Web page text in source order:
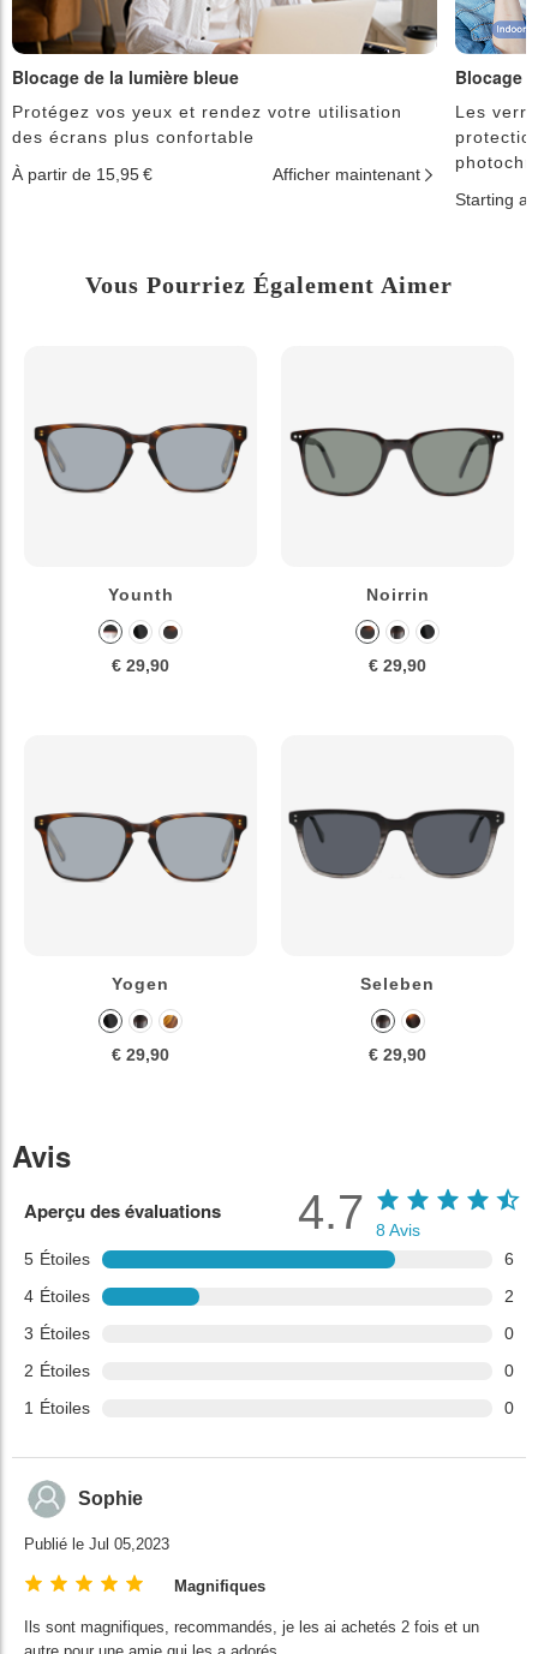
Blocage de la lumière bleue
Protégez vos yeux et rendez votre utilisation
des écrans plus confortable
À partir de 15,95 €
Afficher maintenant
Blocage
Les
Starting at
Vous Pourriez Également Aimer
Younth
€ 29,90
Noirrin
€ 29,90
Yogen
€ 29,90
Seleben
€ 29,90
Avis
Aperçu des évaluations
5 Étoiles
6
4 Étoiles
2
3 Étoiles
0
2 Étoiles
0
1 Étoiles 0
4.7 8 Avis
Sophie
Publié le Jul 05,2023
Magnifiques
Ils sont magnifiques, recommandés, je les ai achetés 2 fois et un